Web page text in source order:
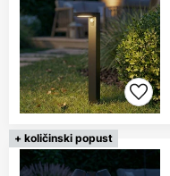
+ količinski popust